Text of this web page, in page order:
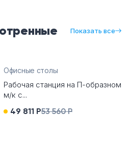
Показать все
Офисные столы
Рабочая станция на П-образном
м/к с...
49 811 Р53 560 Р